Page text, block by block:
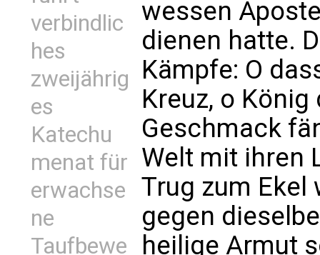
verbindlic
hes
zweijährig
es
Katechu
menat für
erwachse
ne
Taufbewe
wessen
dienen hatte.
Kämpfe: O
Kreuz, o
Geschmack
Welt mit ihren
Trug zum
gegen
heilige Armut